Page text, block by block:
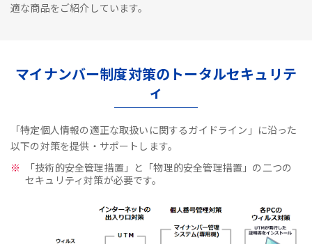
適な商品をご紹介しています。
マイナンバー制度対策のトータルセキュリテ
ィ
「特定個人情報の適正な取扱いに関するガイドライン」に沿った
以下の対策を提供・サポートします。
「技術的安全管理措置」と「物理的安全管理措置」の二つの
セキュリティ対策が必要です。